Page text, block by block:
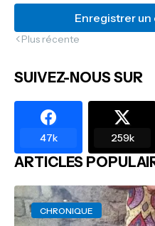
Enregistrer
Plus récente
SUIVEZ-NOUS SUR
47k 259k
ARTICLES
CHRONIQUE